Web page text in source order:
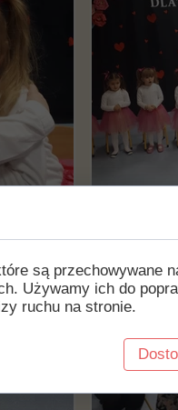
są przechowywane
Używamy ich do
ruchu na stronie.